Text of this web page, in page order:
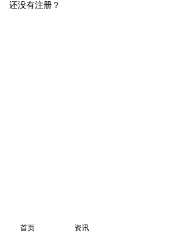
还没有注册？
首页 资讯